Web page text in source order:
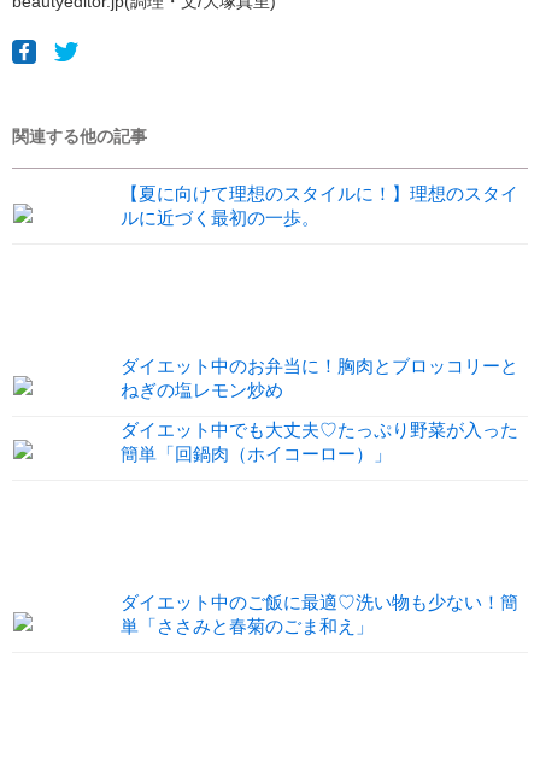
関連する他の記事
【夏に向けて理想のスタイルに！】理想のスタイ
ルに近づく最初の一歩。
ダイエット中のお弁当に！胸肉とブロッコリーと
ねぎの塩レモン炒め
ダイエット中でも大丈夫♡たっぷり野菜が入った
簡単「回鍋肉（ホイコーロー）」
ダイエット中のご飯に最適♡洗い物も少ない！簡
単「ささみと春菊のごま和え」